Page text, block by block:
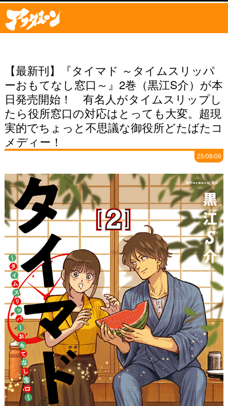
【最新刊】『タイマド ～タイムスリッパ
ーおもてなし窓口～』2巻（黒江S介）が本
日発売開始！ 有名人がタイムスリップし
たら役所窓口の対応はとっても大変。超現
実的でちょっと不思議な御役所どたばたコ
メディー！
25/08/06